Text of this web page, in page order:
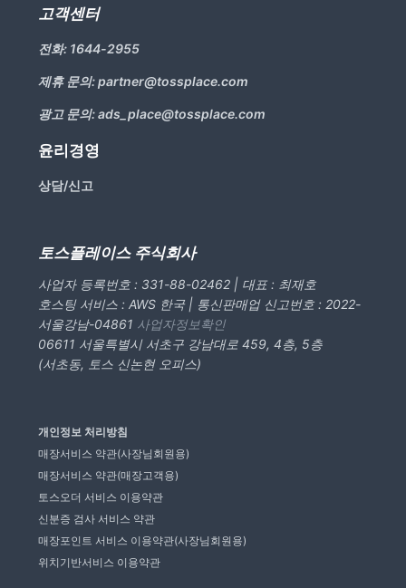
고객센터
전화: 1644-2955
제휴 문의:partner@tossplace.com
광고 문의:ads_place@tossplace.com
윤리경영
상담/신고
토스플레이스 주식회사
사업자 등록번호 : 331-88-02462 | 대표 : 최재호
호스팅 서비스 : AWS 한국 | 통신판매업 신고번호 : 2022-
서울강남-04861 사업자정보확인
06611 서울특별시 서초구 강남대로 459, 4층, 5층
(서초동, 토스 신논현 오피스)
개인정보 처리방침
매장서비스 약관(사장님회원용)
매장서비스 약관(매장고객용)
토스오더 서비스 이용약관
신분증 검사 서비스 약관
매장포인트 서비스 이용약관(사장님회원용)
위치기반서비스 이용약관